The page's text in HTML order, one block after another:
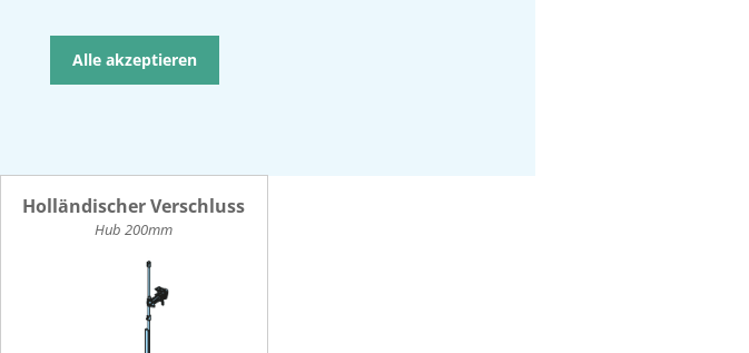
Alle akzeptieren
Holländischer Verschluss
Hub 200mm